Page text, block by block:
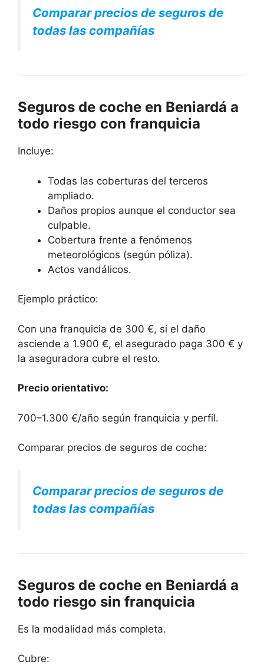
Comparar precios de seguros de
todas las compañías
Seguros de coche en Beniardá a
todo riesgo con franquicia
Incluye:
Todas las coberturas del terceros
ampliado.
Daños propios aunque el conductor sea
culpable.
Cobertura frente a fenómenos
meteorológicos (según póliza).
Actos vandálicos.
Ejemplo práctico:
Con una franquicia de 300 €, si el daño
asciende a 1.900 €, el asegurado paga 300 € y
la aseguradora cubre el resto.
Precio orientativo:
700–1.300 €/año según franquicia y perfil.
Comparar precios de seguros de coche:
Comparar precios de seguros de
todas las compañías
Seguros de coche en Beniardá a
todo riesgo sin franquicia
Es la modalidad más completa.
Cubre: